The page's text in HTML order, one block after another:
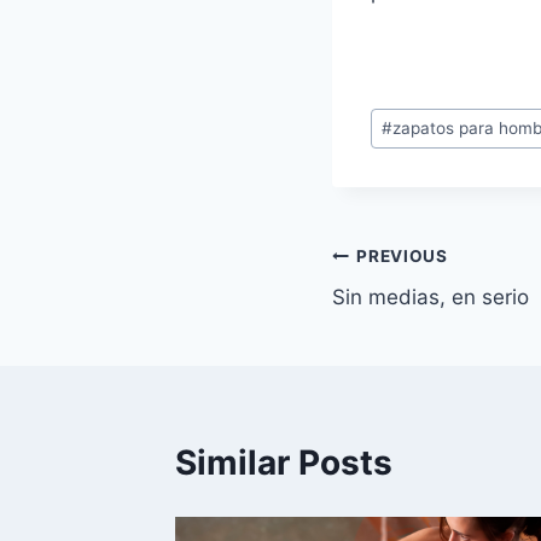
Post
Tags:
#zapatos para
Navegación
de
PREVIOUS
Sin medias, en serio
Similar Posts